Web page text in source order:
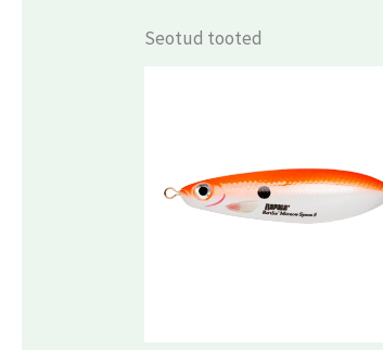
Seotud tooted